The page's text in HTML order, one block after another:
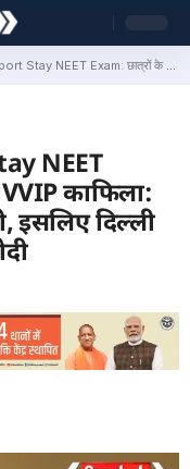
काफिला: NEET परीक्षार्थियों को न हो देरी, इसलिए दिल्ली एयरपोर्ट पर ही रुके रहे पीएम मोदी
NEET
काफिला:
इसलिए दिल्ली